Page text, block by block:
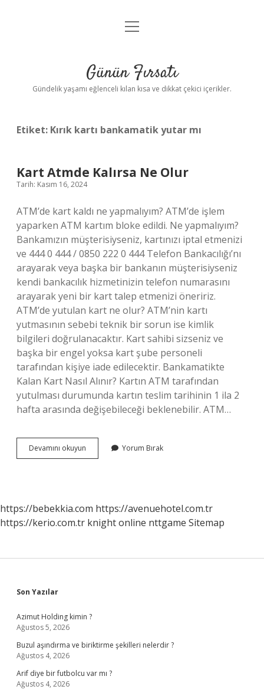
Anasayfa
Yasal Uyarı
menüyü
Günün Fırsatı
Gündelik yaşamı eğlenceli kılan kısa ve dikkat çekici içerikler.
Etiket: Kırık kartı bankamatik yutar mı
Kart Atmde Kalırsa Ne Olur
Tarih: Kasım 16, 2024
ATM’de kart kaldı ne yapmalıyım? ATM’de işlem
yaparken ATM kartım bloke edildi. Ne yapmalıyım?
Bankamızın müşterisiyseniz, kartınızı iptal etmenizi
ve 444 0 444 / 0850 222 0 444 Telefon Bankacılığı’nı
arayarak veya başka bir bankanın müşterisiyseniz
kendi bankacılık hizmetinizin telefon numarasını
arayarak yeni bir kart talep etmenizi öneririz.
ATM’de yutulan kart ne olur? ATM’nin kartı
yutmasının sebebi teknik bir sorun ise kimlik
bilgileri doğrulanacaktır. Kart sahibi sizseniz ve
başka bir engel yoksa kart şube personeli
tarafından kişiye iade edilecektir. Bankamatikte
Kalan Kart Nasıl Alınır? Kartın ATM tarafından
yutulması durumunda kartın teslim tarihinin 1 ila 2
hafta arasında değişebileceği beklenebilir. ATM…
Devamını okuyun
Atmde
Yorum Bırak
https://bebekkia.com https://avenuehotel.com.tr
https://kerio.com.tr knight online nttgame Sitemap
Sidebar
Son Yazılar
Azimut Holding kimin ?
Ağustos 5, 2026
Buzul aşındırma ve biriktirme şekilleri nelerdir ?
Ağustos 4, 2026
Arif diye bir futbolcu var mı ?
Ağustos 4, 2026